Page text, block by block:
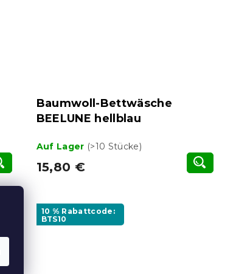
Baumwoll-Bettwäsche
BEELUNE hellblau
Auf Lager (>10 Stücke)
15,80 €
10 % Rabattcode:
BTS10